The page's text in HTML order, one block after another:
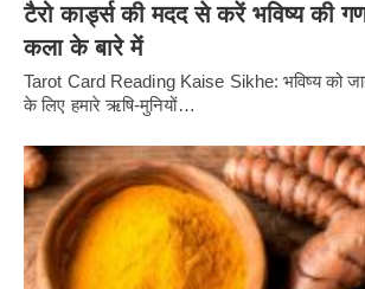
टैरो कार्ड्स की मदद से करें भविष्य की
कला के बारे में
Tarot Card Reading Kaise Sikhe: भविष्य को
के लिए हमारे ऋषि-मुनियों…